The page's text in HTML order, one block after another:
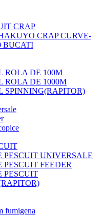
CRAP
CRAP CURVE-
BUCATI
ROLA DE 100M
ROLA DE 1000M
SPINNING(RAPITOR)
PESCUIT UNIVERSALE
FEEDER
PESCUIT
fumigena